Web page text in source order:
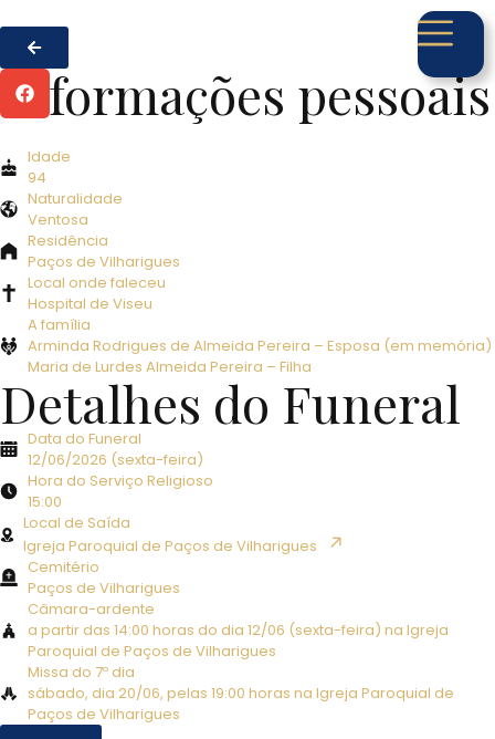
Informações pessoais
Idade
94
Naturalidade
Ventosa
Residência
Paços de Vilharigues
Local onde faleceu
Hospital de Viseu
A família
Arminda Rodrigues de Almeida Pereira – Esposa (em memória)
Maria de Lurdes Almeida Pereira – Filha
Detalhes do Funeral
Data do Funeral
12/06/2026 (sexta-feira)
Hora do Serviço Religioso
15:00
Local de Saída
Igreja Paroquial de Paços de Vilharigues
↗︎
Cemitério
Paços de Vilharigues
Câmara-ardente
a partir das 14:00 horas do dia 12/06 (sexta-feira) na Igreja
Paroquial de Paços de Vilharigues
Missa do 7º dia
sábado, dia 20/06, pelas 19:00 horas na Igreja Paroquial de
Paços de Vilharigues